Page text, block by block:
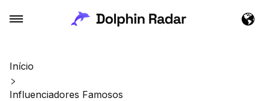
Início
Influenciadores Famosos